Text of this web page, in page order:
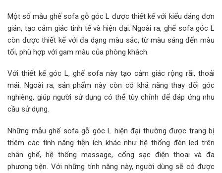
Một số mẫu ghế sofa gỗ góc L được thiết kế với kiểu dáng đơn
giản, tạo cảm giác tinh tế và hiện đại. Ngoài ra, ghế sofa góc L
còn được thiết kế với đa dạng màu sắc, từ màu sáng đến màu
tối, phù hợp với gam màu của phòng khách.
Với thiết kế góc L, ghế sofa này tạo cảm giác rộng rãi, thoải
mái. Ngoài ra, sản phẩm này còn có khả năng thay đổi góc
nghiêng, giúp người sử dụng có thể tùy chỉnh để đáp ứng nhu
cầu sử dụng.
Những mẫu ghế sofa gỗ góc L hiện đại thường được trang bị
thêm các tính năng tiện ích khác như hệ thống đèn led trên
chân ghế, hệ thống massage, cổng sạc điện thoại và đa
phương tiện. Với những tính năng này, người dùng sẽ có được